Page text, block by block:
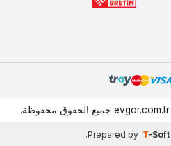
Prepared by T-Soft
.